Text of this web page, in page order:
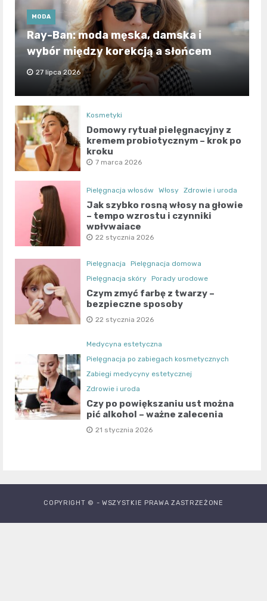
MODA
Ray-Ban: moda męska, damska i
wybór między korekcją a słońcem
27 lipca 2026
Kosmetyki
Domowy rytuał pielęgnacyjny z
kremem probiotycznym – krok po
kroku
7 marca 2026
Pielęgnacja włosów Włosy Zdrowie i uroda
Jak szybko rosną włosy na głowie
– tempo wzrostu i czynniki
wpływające
22 stycznia 2026
Pielęgnacja
Pielęgnacja domowa
Pielęgnacja skóry Porady urodowe
Czym zmyć farbę z twarzy –
bezpieczne sposoby
22 stycznia 2026
Medycyna estetyczna
Pielęgnacja po zabiegach kosmetycznych
Zabiegi medycyny estetycznej
Zdrowie i urodа
Czy po powiększaniu ust można
pić alkohol – ważne zalecenia
21 stycznia 2026
COPYRIGHT © - WSZYSTKIE PRAWA ZASTRZEŻONE